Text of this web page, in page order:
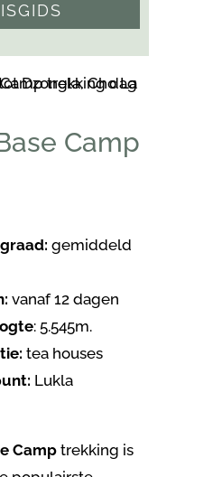
Camp
gemiddeld
vanaf 12 dagen
: 5.545m.
tea houses
Lukla
Camptrekking is